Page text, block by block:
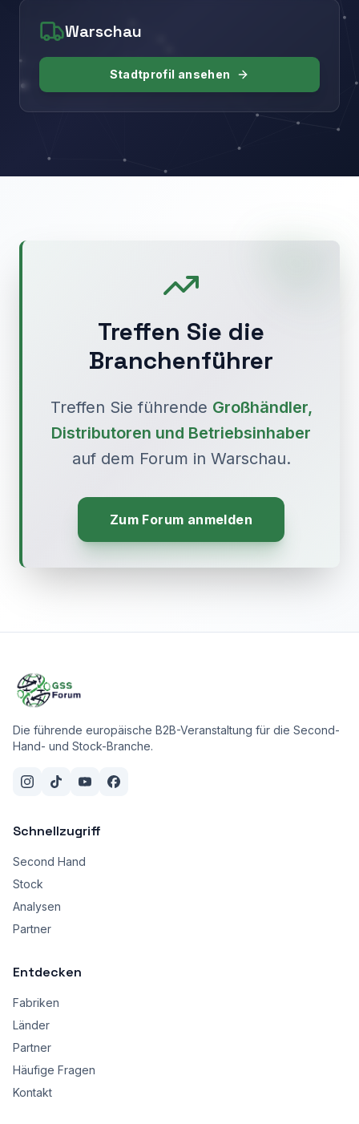
Warschau
Stadtprofil ansehen
Treffen Sie die
Branchenführer
Treffen Sie führende Großhändler,
Distributoren und Betriebsinhaber
auf dem Forum in Warschau.
Zum Forum anmelden
Die führende europäische B2B-Veranstaltung für die Second-
Hand- und Stock-Branche.
Schnellzugriff
Second Hand
Stock
Analysen
Partner
Entdecken
Fabriken
Länder
Partner
Häufige Fragen
Kontakt